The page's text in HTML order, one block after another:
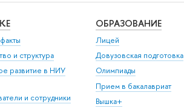
и структура
развитие в НИУ
и сотрудники
ОБРАЗОВАНИЕ
Лицей
Довузовская подготовка
Олимпиады
Прием в бакалавриат
Вышка+